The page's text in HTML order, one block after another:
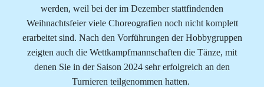
werden, weil bei der im Dezember stattfindenden
Weihnachtsfeier viele Choreografien noch nicht komplett
erarbeitet sind. Nach den Vorführungen der Hobbygruppen
zeigten auch die Wettkampfmannschaften die Tänze, mit
denen Sie in der Saison 2024 sehr erfolgreich an den
Turnieren teilgenommen hatten.